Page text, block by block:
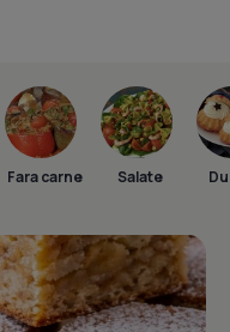
Fara carne Salate